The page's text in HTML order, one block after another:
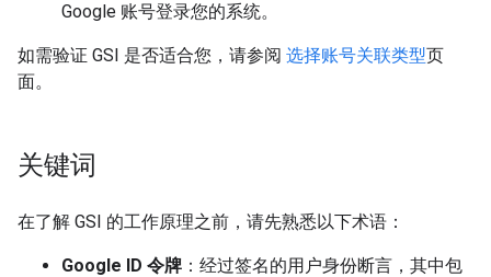
Google 账号登录您的系统。
如需验证 GSI 是否适合您，请参阅 选择账号关联类型页
面。
关键词
在了解 GSI 的工作原理之前，请先熟悉以下术语：
Google ID 令牌 ：经过签名的用户身份断言，其中包